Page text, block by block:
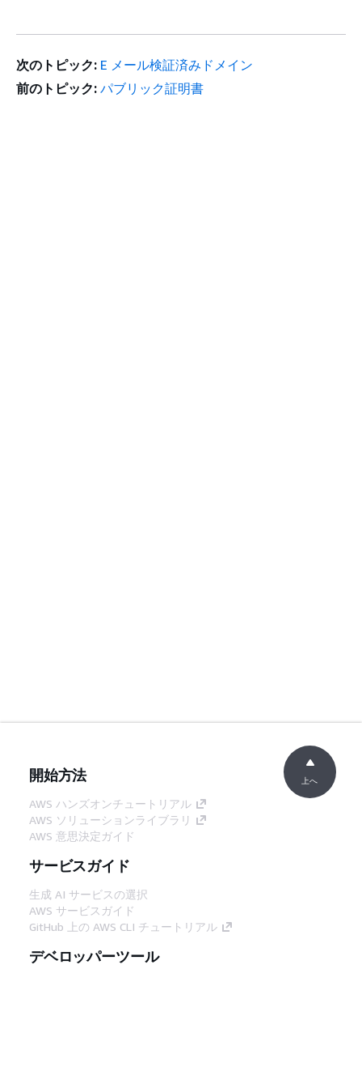
次のトピック: E メール検証済みドメイン
前のトピック: パブリック証明書
開始方法
AWS ハンズオンチュートリアル
AWS ソリューションライブラリ
AWS 意思決定ガイド
サービスガイド
生成 AI サービスの選択
AWS サービスガイド
GitHub 上の AWS CLI チュートリアル
デベロッパーツール
上へ